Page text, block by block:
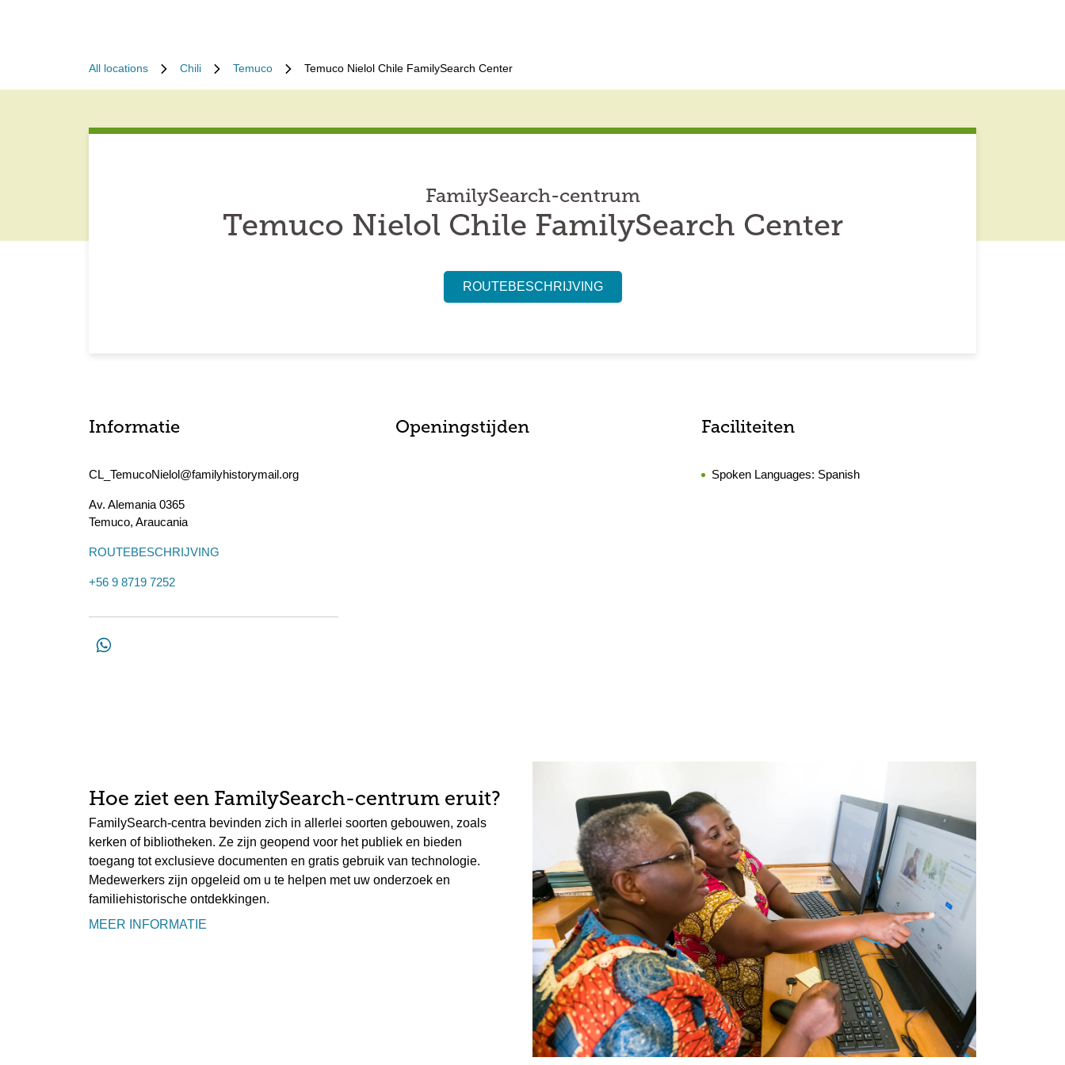
All locations Chili Temuco Temuco Nielol Chile FamilySearch Center
FamilySearch-centrum
Temuco Nielol Chile FamilySearch Center
ROUTEBESCHRIJVING
Informatie
CL_TemucoNielol@familyhistorymail.org
Av. Alemania 0365
Temuco, Araucania
ROUTEBESCHRIJVING
+56 9 8719 7252
Openingstijden Faciliteiten
Spoken Languages: Spanish
Hoe ziet een FamilySearch-centrum eruit?
FamilySearch-centra bevinden zich in allerlei soorten gebouwen, zoals
kerken of bibliotheken. Ze zijn geopend voor het publiek en bieden
toegang tot exclusieve documenten en gratis gebruik van technologie.
Medewerkers zijn opgeleid om u te helpen met uw onderzoek en
familiehistorische ontdekkingen.
MEER INFORMATIE